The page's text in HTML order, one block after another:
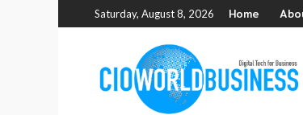
Saturday, August 8, 2026 Home